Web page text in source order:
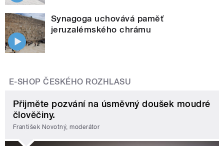
Synagoga uchovává paměť
jeruzalémského chrámu
E-SHOP ČESKÉHO ROZHLASU
Přijměte pozvání na úsměvný doušek moudré
člověčiny.
František Novotný, moderátor